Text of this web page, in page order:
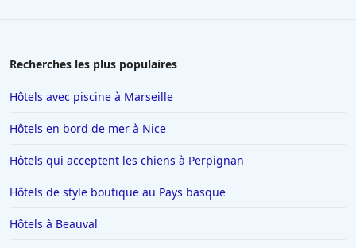
Recherches les plus populaires
Hôtels avec piscine à Marseille
Hôtels en bord de mer à Nice
Hôtels qui acceptent les chiens à Perpignan
Hôtels de style boutique au Pays basque
Hôtels à Beauval